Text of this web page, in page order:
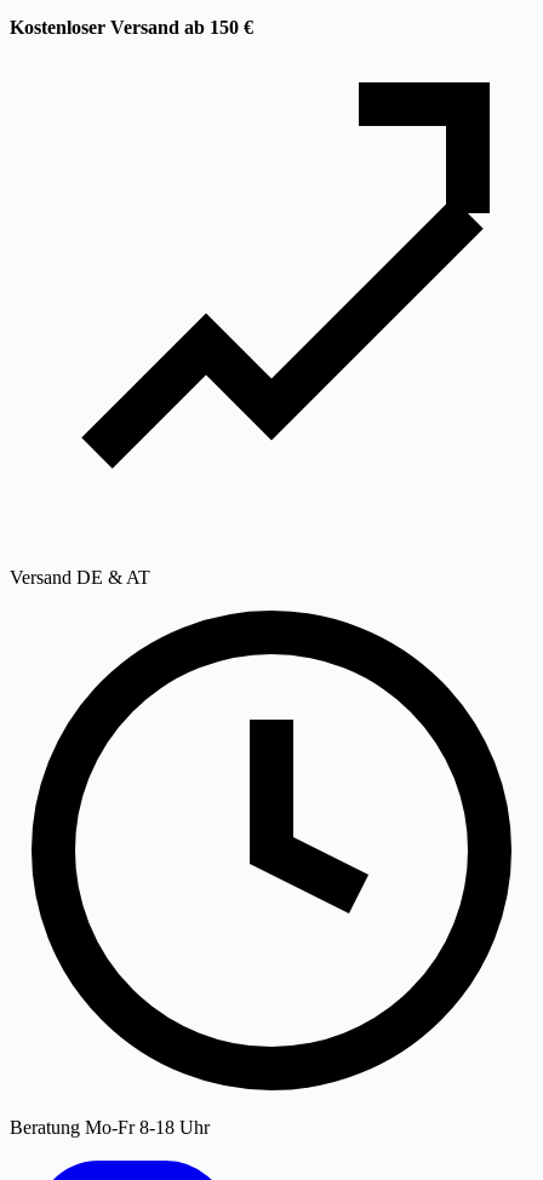
Kostenloser Versand ab 150 €
Versand DE & AT
Beratung Mo-Fr 8-18 Uhr